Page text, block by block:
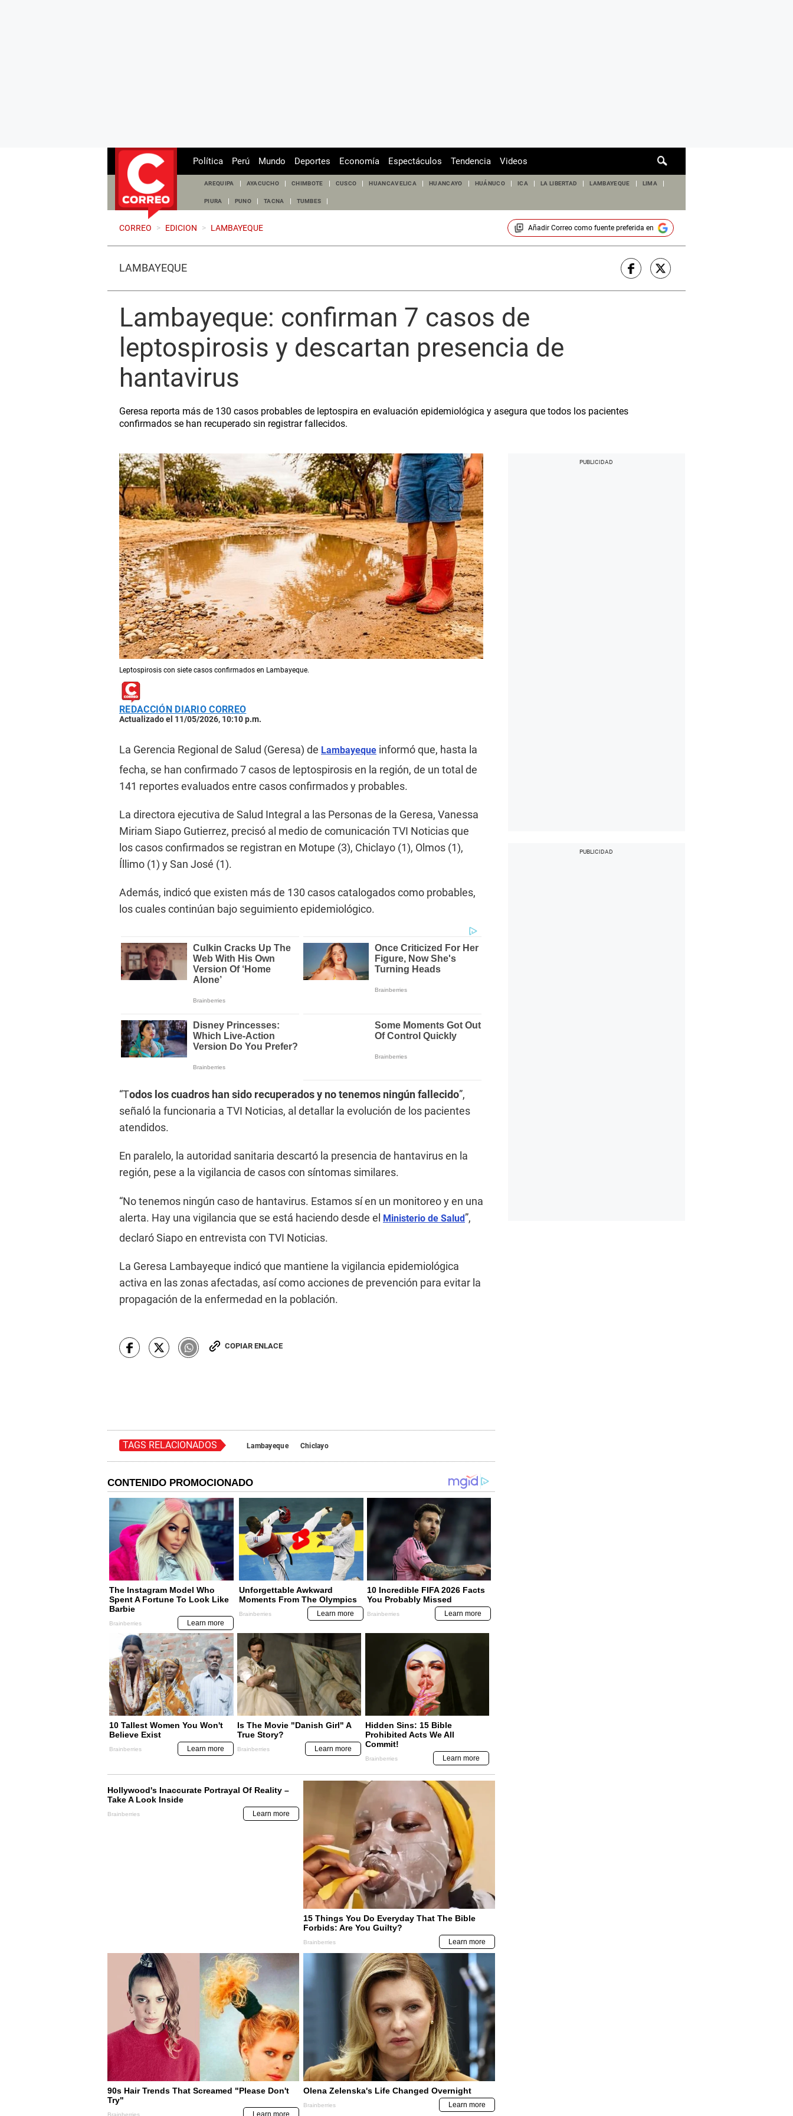
de
Política Perú Mundo Deportes Economía Espectáculos Tendencia Videos
AREQUIPA AYACUCHO CHIMBOTE CUSCO HUANCAVELICA HUANCAYO HUÁNUCO ICA LA LIBERTAD LAMBAYEQUE LIMA
PIURA PUNO TACNA TUMBES
CORREO > EDICION > LAMBAYEQUE Añadir Correocomo fuente preferida en
LAMBAYEQUE
Lambayeque: confirman 7 casos de
leptospirosis y descartan presencia de
hantavirus
Geresa reporta más de 130 casos probables de leptospira en evaluación epidemiológica y asegura que todos los pacientes
confirmados se han recuperado sin registrar fallecidos.
Leptospirosis con siete casos confirmados en Lambayeque.
REDACCIÓN DIARIO CORREO
Actualizado el 11/05/2026, 10:10 p.m.
La Gerencia Regional de Salud (Geresa) de Lambayeque informó que, hasta la
fecha, se han confirmado 7 casos de leptospirosis en la región, de un total de
141 reportes evaluados entre casos confirmados y probables.
La directora ejecutiva de Salud Integral a las Personas de la Geresa, Vanessa
Miriam Siapo Gutierrez, precisó al medio de comunicación TVI Noticias que
los casos confirmados se registran en Motupe (3), Chiclayo (1), Olmos (1),
Íllimo (1) y San José (1).
Además, indicó que existen más de 130 casos catalogados como probables,
los cuales continúan bajo seguimiento epidemiológico.
“Todos los cuadros han sido recuperados y no tenemos ningún fallecido”,
señaló la funcionaria a TVI Noticias, al detallar la evolución de los pacientes
atendidos.
En paralelo, la autoridad sanitaria descartó la presencia de hantavirus en la
región, pese a la vigilancia de casos con síntomas similares.
“No tenemos ningún caso de hantavirus. Estamos sí en un monitoreo y en una
alerta. Hay una vigilancia que se está haciendo desde el Ministerio de Salud”,
declaró Siapo en entrevista con TVI Noticias.
La Geresa Lambayeque indicó que mantiene la vigilancia epidemiológica
activa en las zonas afectadas, así como acciones de prevención para evitar la
propagación de la enfermedad en la población.
COPIAR ENLACE
TAGS RELACIONADOS Lambayeque Chiclayo